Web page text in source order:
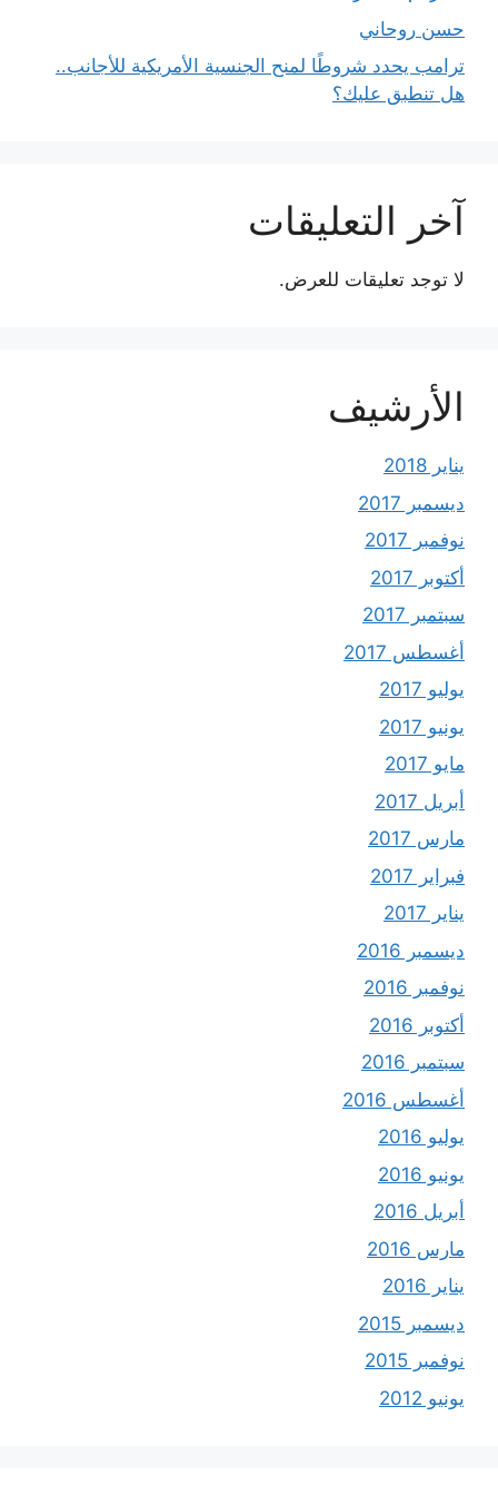
حسن روحاني
ترامب يحدد شروطًا لمنح الجنسية الأمريكية للأجانب..
هل تنطبق عليك؟
آخر التعليقات
لا توجد تعليقات للعرض.
الأرشيف
يناير 2018
ديسمبر 2017
نوفمبر 2017
أكتوبر 2017
سبتمبر 2017
أغسطس 2017
يوليو 2017
يونيو 2017
مايو 2017
أبريل 2017
مارس 2017
فبراير 2017
يناير 2017
ديسمبر 2016
نوفمبر 2016
أكتوبر 2016
سبتمبر 2016
أغسطس 2016
يوليو 2016
يونيو 2016
أبريل 2016
مارس 2016
يناير 2016
ديسمبر 2015
نوفمبر 2015
يونيو 2012